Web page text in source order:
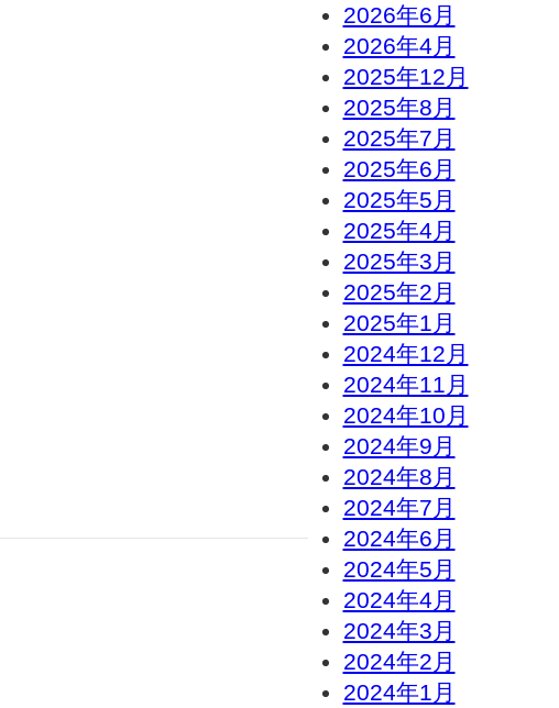
2026年6月
2026年4月
2025年12月
2025年8月
2025年7月
2025年6月
2025年5月
2025年4月
2025年3月
2025年2月
2025年1月
2024年12月
2024年11月
2024年10月
2024年9月
2024年8月
2024年7月
2024年6月
2024年5月
2024年4月
2024年3月
2024年2月
2024年1月